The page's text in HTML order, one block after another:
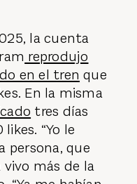
la cuenta
reprodujo
en el tren que
En la misma
tres días
“Yo le
persona, que
más de la